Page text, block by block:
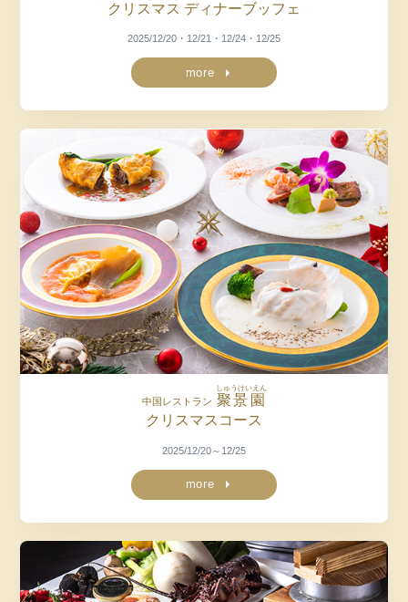
クリスマス ディナーブッフェ
2025/12/20・12/21・12/24・12/25
more
中国レストラン 聚景園
しゅうけいえん
クリスマスコース
2025/12/20～12/25
more